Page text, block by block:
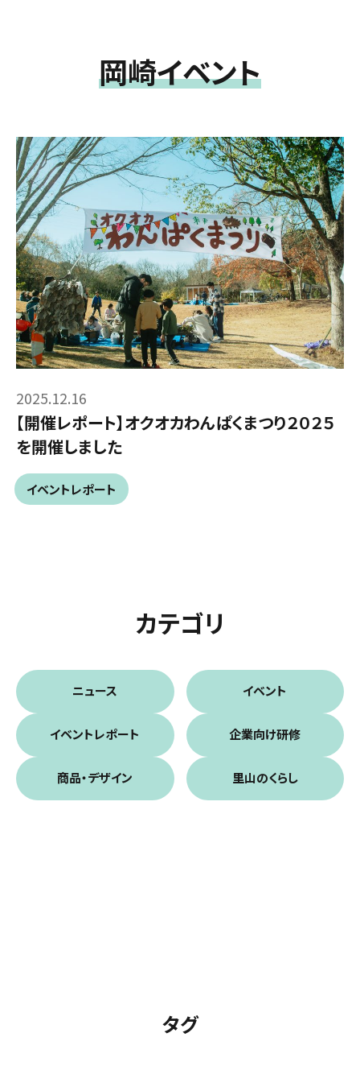
岡崎イベント
2025.12.16
【開催レポート】オクオカわんぱくまつり２０２５
を開催しました
イベントレポート
カテゴリ
ニュース イベント
イベントレポート 企業向け研修
商品・デザイン 里山のくらし
タグ